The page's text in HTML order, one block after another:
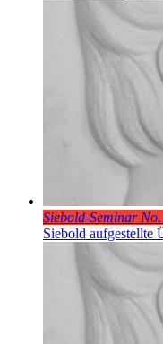
Siebold-Seminar
Siebold aufgestellte